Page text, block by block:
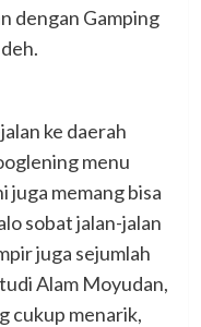
dengan Gamping
ke daerah
menu
juga memang bisa
sobat jalan-jalan
juga sejumlah
Alam Moyudan,
cukup menarik,